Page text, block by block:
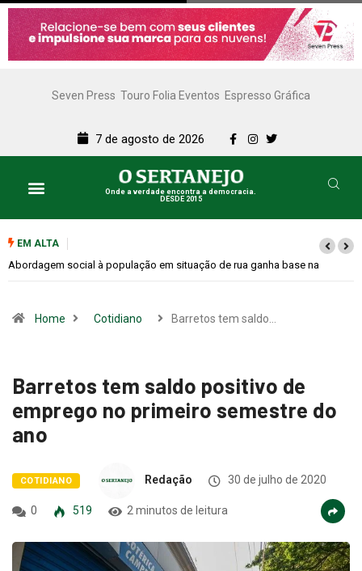
Seven Press Touro Folia Eventos Espresso Gráfica
7 de agosto de 2026
Onde a verdade encontra a democracia.
DESDE 2015
EM ALTA
Cemitérios terão horário especial e missas no Dia dos Pais
Home Cotidiano Barretos tem saldo…
Barretos tem saldo positivo de
emprego no primeiro semestre do
ano
COTIDIANO Redação 30 de julho de 2020
0 519 2 minutos de leitura